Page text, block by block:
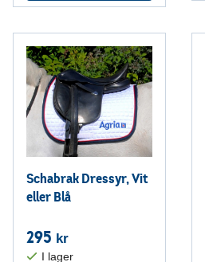
Schabrak Dressyr, Vit
eller Blå
295 kr